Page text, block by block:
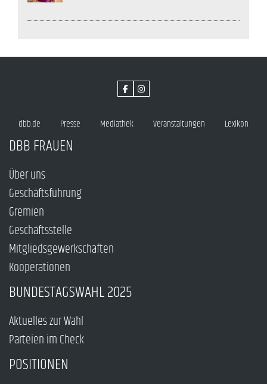
dbb.de Presse Mediathek Veranstaltungen Lexikon
DBB FRAUEN
Über uns
Geschäftsführung
Gremien
Geschäftsstelle
Mitgliedsgewerkschaften
Kooperationen
BUNDESTAGSWAHL 2025
Aktuelles zur Wahl
Parteien im Check
POSITIONEN